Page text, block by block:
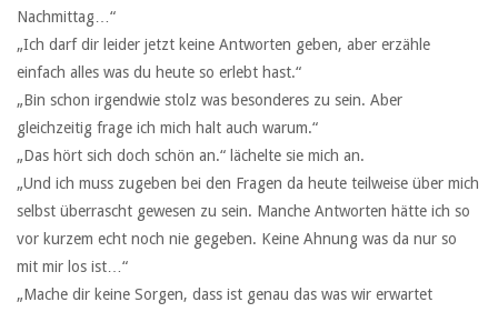
Nachmittag…“
„Ich darf dir leider jetzt keine Antworten geben, aber erzähle
einfach alles was du heute so erlebt hast.“
„Bin schon irgendwie stolz was besonderes zu sein. Aber
gleichzeitig frage ich mich halt auch warum.“
„Das hört sich doch schön an.“ lächelte sie mich an.
„Und ich muss zugeben bei den Fragen da heute teilweise über mich
selbst überrascht gewesen zu sein. Manche Antworten hätte ich so
vor kurzem echt noch nie gegeben. Keine Ahnung was da nur so
mit mir los ist…“
„Mache dir keine Sorgen, dass ist genau das was wir erwartet